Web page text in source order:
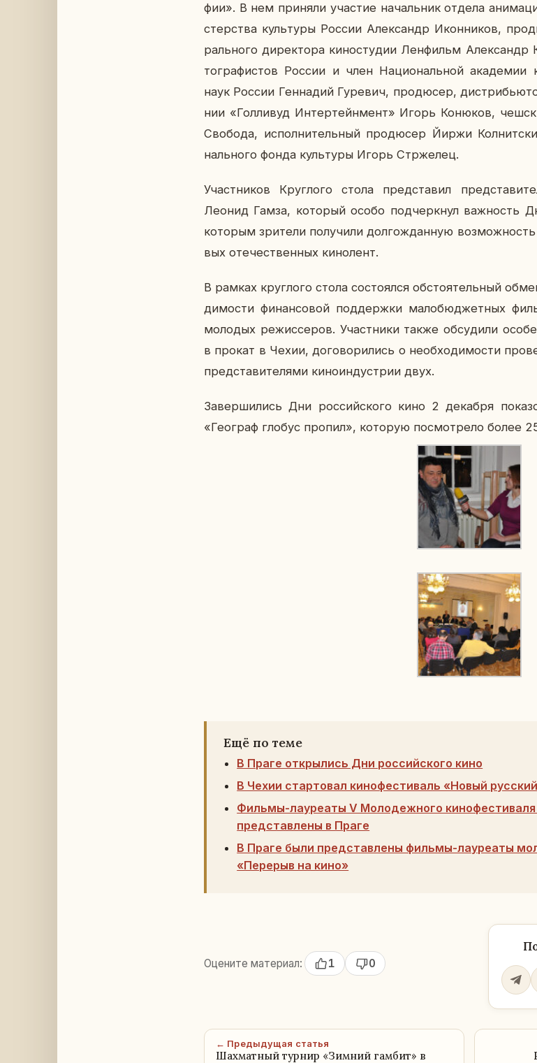
фии». В нем при­ня­ли уча­стие на­чаль­ник отдела
стер­ства куль­ту­ры России Алек­сандр Икон­ни­ков,
раль­но­го ди­рек­то­ра ки­но­сту­дии Лен­фильм
то­гра­фи­стов России и член На­ци­о­наль­ной ака­де­мии
наук России Ген­на­дий Гу­ре­вич, про­дю­сер,
нии «Гол­ли­вуд Ин­тер­тей­н­мент» Игорь Ко­ню­ков,
Сво­бо­да, ис­пол­ни­тель­ный про­дю­сер Йиржи
наль­но­го фонда куль­ту­ры Игорь Стр­же­лец.
Участ­ни­ков Круг­ло­го стола пред­ста­вил
Леонид Гамза, ко­то­рый особо под­черк­нул важ­ность
ко­то­рым зри­те­ли по­лу­чи­ли дол­го­ждан­ную
вых оте­че­ствен­ных ки­но­лент.
В рамках круг­ло­го стола со­сто­ял­ся об­сто­я­тель­ный
ди­мо­сти фи­нан­со­вой под­держ­ки ма­ло­бюд­жет­ных
мо­ло­дых ре­жис­се­ров. Участ­ни­ки также об­су­ди­ли
в прокат в Чехии, до­го­во­ри­лись о необ­хо­ди­мо­сти
пред­ста­ви­те­ля­ми ки­но­ин­ду­стрии двух.
За­вер­ши­лись Дни рос­сий­ско­го кино 2 де­каб­ря
«Гео­граф глобус пропил», ко­то­рую по­смот­ре­ло более
Ещё по теме
В Праге открылись Дни российского кино
В Чехии стартовал кинофестиваль «Новый
Фильмы-лауреаты V Молодежного кинофестиваля
представлены в Праге
В Праге были представлены фильмы-лауреаты
«Перерыв на кино»
Оцените материал: 1 0
← Предыдущая статья
Шахматный турнир «Зимний гамбит» в